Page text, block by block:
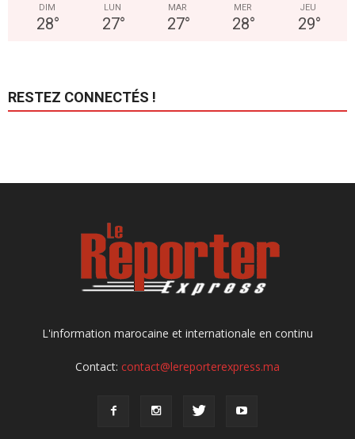
DIM
28°
LUN
27°
MAR
27°
MER
28°
JEU
29°
RESTEZ CONNECTÉS !
L'information marocaine et internationale en continu
Contact: contact@lereporterexpress.ma